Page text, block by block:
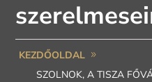
KEZDŐOLDAL
SZOLNOK, A TISZA